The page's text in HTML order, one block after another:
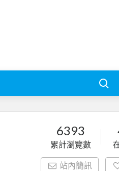
6393
累計瀏覽數
站內簡訊